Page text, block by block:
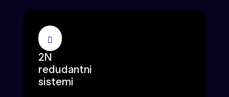
2N
redudantni
sistemi